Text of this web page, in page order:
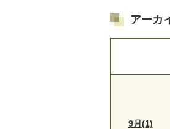
アーカ
9月(1)